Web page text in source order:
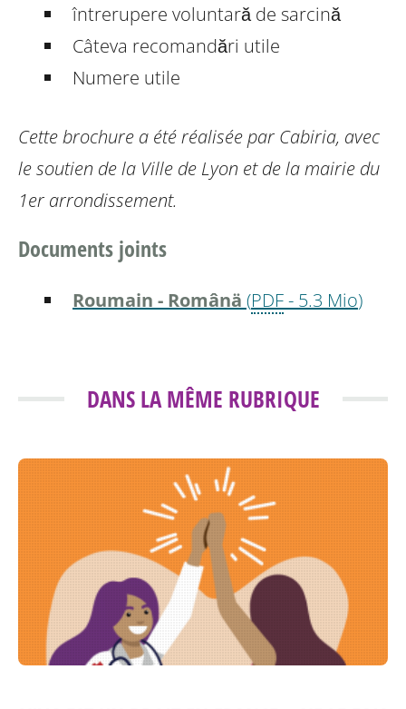
întrerupere voluntară de sarcină
Câteva recomandări utile
Numere utile
Cette brochure a été réalisée par Cabiria, avec
le soutien de la Ville de Lyon et de la mairie du
1er arrondissement.
Documents joints
Roumain - Românä (PDF- 5.3 Mio)
DANS LA MÊME RUBRIQUE